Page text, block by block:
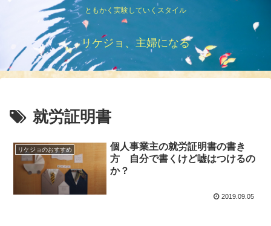
ともかく実験していくスタイル
リケジョ、主婦になる
就労証明書
リケジョのおすすめ
個人事業主の就労証明書の書き
方 自分で書くけど嘘はつけるの
か？
2019.09.05